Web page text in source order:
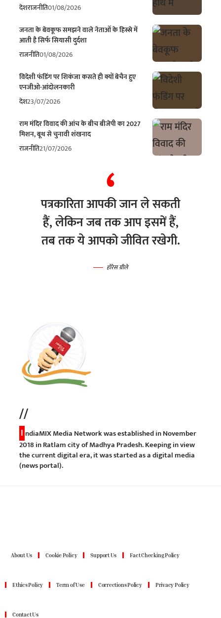
देशराजनीति01/08/2026
जनता के बेवकूफ समझने वाले नेताओं के हिस्से में
आती है सिर्फ सियासी दुर्दशा
राजनीति01/08/2026
विदेशी फंडिंग पर शिकंजा कसते ही क्यों बेचैन हुए
एनजीओ-आंदोलनकारी
देश23/07/2026
राम मंदिर विवाद की आंच के बीच बीजेपी का 2027
मिशन, बूथ से चुनावी शंखनाद
राजनीति21/07/2026
पत्रकारिता आपकी जान ले सकती
हैं, लेकिन जब तक आप इसमें हैं,
तब तक ये आपको जीवित रखेगी.
होरेस ग्रीले
//
I ndiaMIX Media Network was established in November
2018 in Ratlam city of Madhya Pradesh. Keeping in view
the current digital era, it was started as a digital media
(news portal).
About Us Cookie Policy Support Us Fact Checking Policy
Ethics Policy Term of Use Corrections Policy Privacy Policy
Contact Us